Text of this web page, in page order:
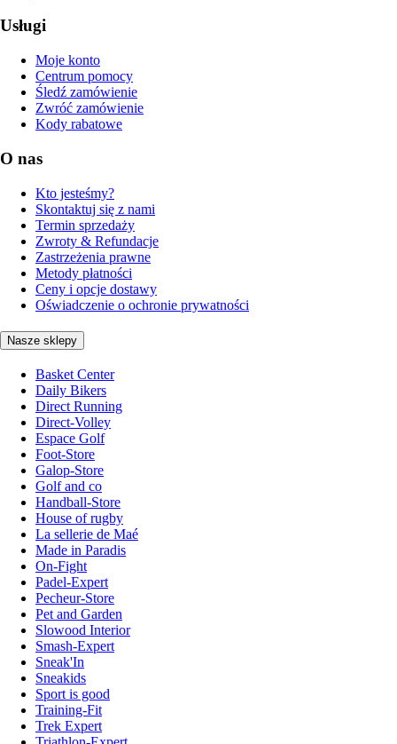
Usługi
Moje konto
Centrum pomocy
Śledź zamówienie
Zwróć zamówienie
Kody rabatowe
O nas
Kto jesteśmy?
Skontaktuj się z nami
Termin sprzedaży
Zwroty & Refundacje
Zastrzeżenia prawne
Metody płatności
Ceny i opcje dostawy
Oświadczenie o ochronie prywatności
Nasze sklepy
Basket Center
Daily Bikers
Direct Running
Direct-Volley
Espace Golf
Foot-Store
Galop-Store
Golf and co
Handball-Store
House of rugby
La sellerie de Maé
Made in Paradis
On-Fight
Padel-Expert
Pecheur-Store
Pet and Garden
Slowood Interior
Smash-Expert
Sneak'In
Sneakids
Sport is good
Training-Fit
Trek Expert